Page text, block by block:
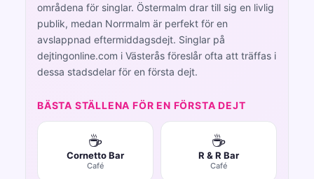
områdena för singlar. Östermalm drar till sig en livlig
publik, medan Norrmalm är perfekt för en
avslappnad eftermiddagsdejt. Singlar på
dejtingonline.com i Västerås föreslår ofta att träffas i
dessa stadsdelar för en första dejt.
BÄSTA STÄLLENA FÖR EN FÖRSTA DEJT
☕
Cornetto Bar
Café
☕
R & R Bar
Café